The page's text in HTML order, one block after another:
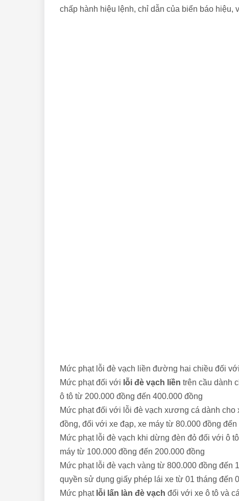
chấp hành hiệu lệnh, chỉ dẫn của biển báo
Mức phạt lỗi đè vạch liền đường hai chiều đối
Mức phạt đối với lỗi đè vạch liền trên cầu dành
ô tô từ 200.000 đồng đến 400.000 đồng
Mức phạt đối với lỗi đè vạch xương cá dành
đồng, đối với xe đạp, xe máy từ 80.000 đồng
Mức phạt lỗi đè vạch khi dừng đèn đỏ đối với ô
máy từ 100.000 đồng đến 200.000 đồng
Mức phạt lỗi đè vạch vàng từ 800.000 đồng
quyền sử dụng giấy phép lái xe từ 01 tháng đến
Mức phạt lỗi lấn làn đè vạch đối với xe ô tô và